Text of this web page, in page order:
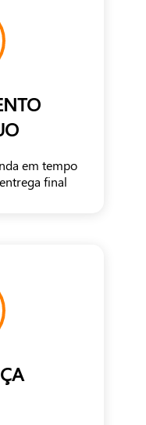
em tempo
final